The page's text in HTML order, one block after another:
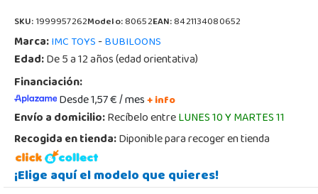
SKU:1999957262Modelo:80652EAN:8421134080652
Marca:IMC TOYS-BUBILOONS
Edad:De 5 a 12 años (edad orientativa)
Financiación:
Desde 1,57 € / mes+ info
Envío a domicilio:Recíbelo entreLUNES 10 Y MARTES 11
Recogida en tienda:Diponible para recoger en tienda
¡Elige aquí el modelo que quieres!